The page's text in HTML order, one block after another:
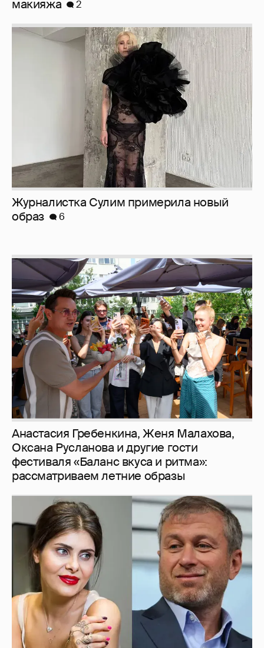
Журналистка Сулим примерила новый
Анастасия Гребенкина, Женя Малахова,
Оксана Русланова и другие гости
фестиваля «Баланс вкуса и ритма»:
рассматриваем летние образы
И снова невеста 357